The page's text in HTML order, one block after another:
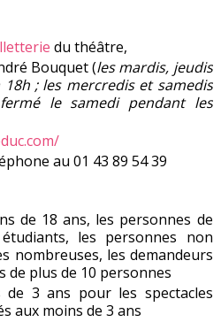
du théâtre,
Bouquet (les mardis, jeudis
; les mercredis et samedis
le samedi pendant les
au 01 43 89 54 39
de 18 ans, les personnes de
les personnes non
nombreuses, les demandeurs
de plus de 10 personnes
3 ans pour les spectacles
aux moins de 3 ans